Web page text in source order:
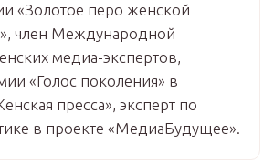
«Золотое перо женской
член Международной
медиа-экспертов,
«Голос поколения» в
пресса», эксперт по
в проекте «МедиаБудущее».